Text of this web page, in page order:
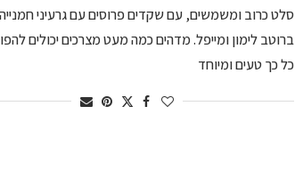
סלט כרוב ומשמשים, עם שקדים פרוסים עם גרעיני
ברוטב לימון ומייפל. מדהים כמה מעט מצרכים יכולים
כל כך טעים ומיוחד